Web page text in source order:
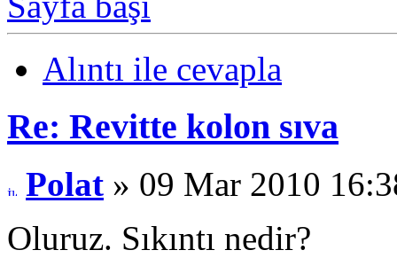
Alıntı ile cevapla
Re: Revitte kolon sıva
Polat » 09 Mar 2010
Oluruz. Sıkıntı nedir?